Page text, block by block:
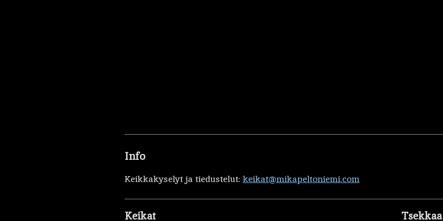
Info
Keikkakyselyt ja tiedustelut: keikat@mikapeltoniemi.com
Keikat